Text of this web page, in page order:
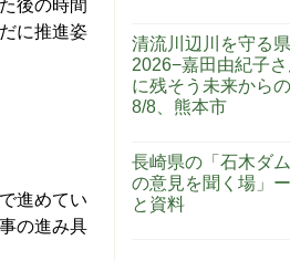
後の時間
に推進姿
進めてい
の進み具
清流川辺川を守る
2026−嘉田由紀子
に残そう未来から
8/8、熊本市
長崎県の「石木ダ
の意見を聞く場」
と資料